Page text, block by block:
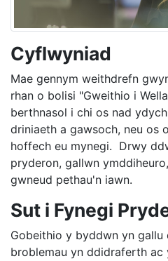
Cyflwyniad
Mae gennym weithdrefn
rhan o bolisi "Gweithio i
berthnasol i chi os nad
driniaeth a gawsoch, neu os
hoffech eu mynegi. Drwy
pryderon, gallwn
gwneud pethau'n iawn.
Sut i Fynegi
Gobeithio y byddwn yn
broblemau yn ddidraferth ac